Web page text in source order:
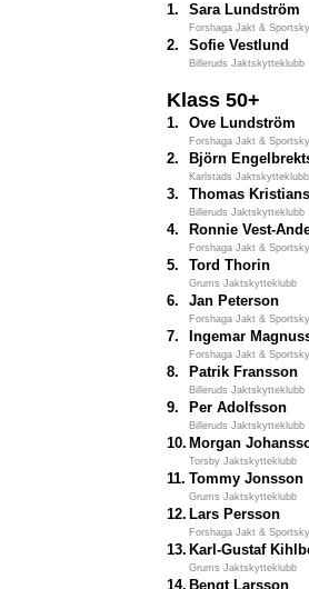
1. Sara Lundström
Forshaga Jakt &
2. Sofie Vestlund
Billeruds Jaktskytteklubb
Klass 50+
1. Ove Lundström
Forshaga Jakt &
2. Björn
Karlstads Jaktskytteklubb
3. Thomas
Billeruds Jaktskytteklubb
4. Ronnie Vest-
Forshaga Jakt &
5. Tord Thorin
Grums Jaktskytteklubb
6. Jan Peterson
Forshaga Jakt &
7. Ingemar
Forshaga Jakt &
8. Patrik Fransson
Billeruds Jaktskytteklubb
9. Per Adolfsson
Billeruds Jaktskytteklubb
10. Morgan
Torsby Jaktskytteklubb
11. Tommy Jonsson
Grums Jaktskytteklubb
12. Lars Persson
Forshaga Jakt &
13. Karl-Gustaf
Grums Jaktskytteklubb
14. Bengt Larsson